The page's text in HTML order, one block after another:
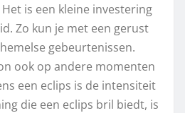
is een kleine investering
Zo kun je met een gerust
gebeurtenissen.
ook op andere momenten
een eclips is de intensiteit
die een eclips bril biedt, is